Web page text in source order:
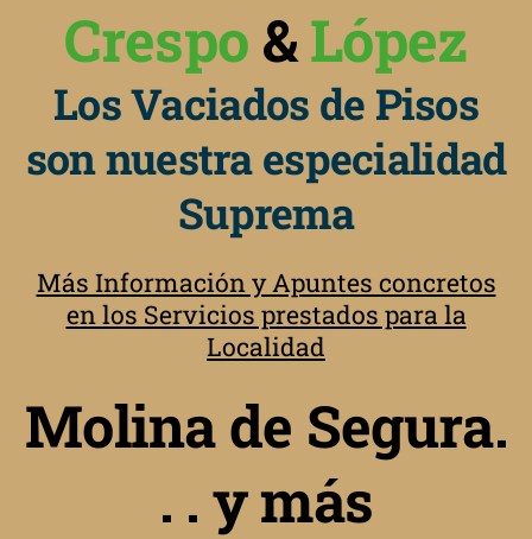
Crespo &López
Los Vaciados de Pisos
son nuestra especialidad
Suprema
Más Información y Apuntes concretos
en los Servicios prestados para la
Localidad
Molina de Segura.
. . y más